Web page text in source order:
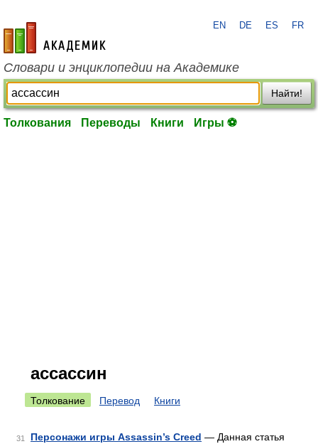
academic.ru
EN DE ES FR
Словари и энциклопедии на Академике
Найти!
Толкования Переводы Книги Игры ⚽
ассассин
Толкование Перевод Книги
31 Персонажи игры Assassin’s Creed — Данная статья